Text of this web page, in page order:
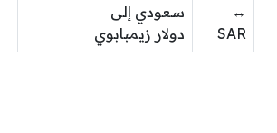
↔
SAR
سعودي إلى
دولار زيمبابوي